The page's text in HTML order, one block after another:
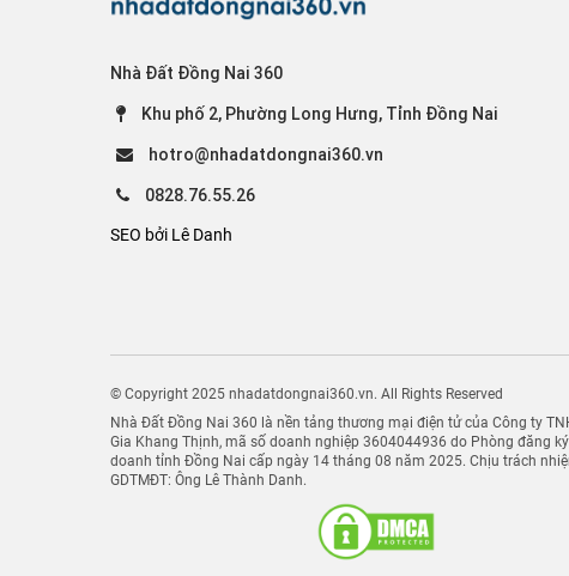
Nhà Đất Đồng Nai 360
Khu phố 2, Phường Long Hưng, Tỉnh Đồng Nai
hotro@nhadatdongnai360.vn
0828.76.55.26
SEO bởi Lê Danh
© Copyright 2025 nhadatdongnai360.vn. All Rights Reserved
Nhà Đất Đồng Nai 360 là nền tảng thương mại điện tử của Công ty
Gia Khang Thịnh, mã số doanh nghiệp 3604044936 do Phòng đăng
doanh tỉnh Đồng Nai cấp ngày 14 tháng 08 năm 2025. Chịu trách
GDTMĐT: Ông Lê Thành Danh.